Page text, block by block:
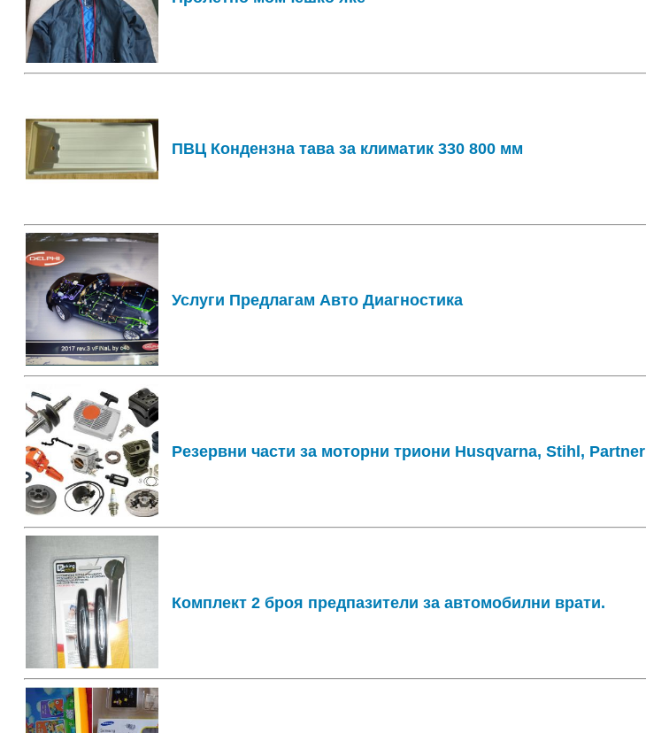
ПВЦ Кондензна тава за климатик 330 800 мм
Услуги Предлагам Авто Диагностика
Резервни части за моторни триони Husqvarna, Stihl,
Комплект 2 броя предпазители за автомобилни врати.